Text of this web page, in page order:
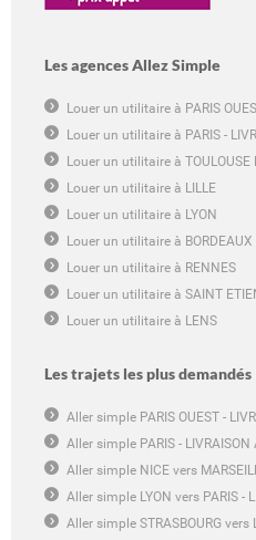
Les agences Allez Simple
Louer un utilitaire à PARIS
Louer un utilitaire à PARIS -
Louer un utilitaire à TOULOUSE
Louer un utilitaire à LILLE
Louer un utilitaire à LYON
Louer un utilitaire à BORDEAUX
Louer un utilitaire à RENNES
Louer un utilitaire à SAINT
Louer un utilitaire à LENS
Les trajets les plus demandés
Aller simple PARIS OUEST -
Aller simple PARIS - LIVRAISON
Aller simple NICE vers
Aller simple LYON vers PARIS -
Aller simple STRASBOURG vers